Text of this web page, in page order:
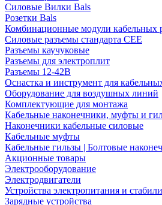
Силовые Вилки Bals
Розетки Bals
Комбинационные модули кабельных
Силовые разъемы стандарта CEE
Разъемы каучуковые
Разъемы для электроплит
Разъемы 12-42В
Оснастка и инструмент для
Оборудование для воздушных линий
Комплектующие для монтажа
Кабельные наконечники, муфты и
Наконечники кабельные силовые
Кабельные муфты
Кабельные гильзы | Болтовые
Акционные товары
Электрооборудование
Электродвигатели
Устройства электропитания и
Зарядные устройства